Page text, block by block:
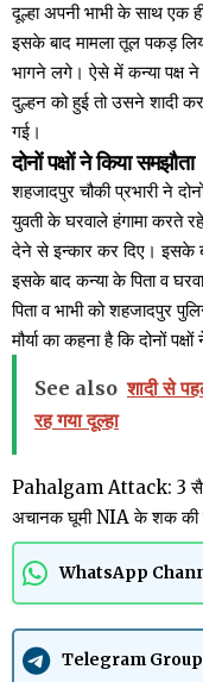
दूल्हा अपनी भाभी के साथ एक
इसके बाद मामला तूल पकड़
भागने लगे। ऐसे में कन्या पक्ष ने
दुल्हन को हुई तो उसने शादी
गई।
दोनों पक्षों ने किया समझौता
शहजादपुर चौकी प्रभारी ने
युवती के घरवाले हंगामा करते
देने से इन्कार कर दिए। इसके
इसके बाद कन्या के पिता व
पिता व भाभी को शहजादपुर
मौर्या का कहना है कि दोनों
See also शादी से
रह गया दूल्‍हा
Pahalgam Attack: 3
अचानक घूमी NIA के शक की
WhatsApp
Telegram Group